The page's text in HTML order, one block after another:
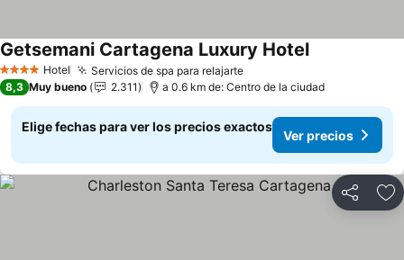
4 EstrellasHotel Servicios de spa para relajarteVer precios
Getsemani Cartagena Luxury HotelVer precios
8,3 Muy bueno 2.311 a 0.6 km de: Centro de la ciudad
Elige fechas para ver los precios exactos
Ver precios
Compartir